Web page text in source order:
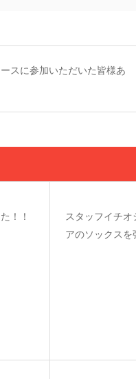
スに参加いただいた皆様あ
！！
スタッフイチオ
アのソックスを